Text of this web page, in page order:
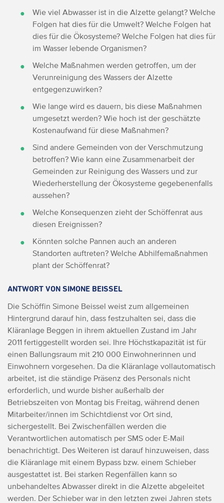
Wie viel Abwasser ist in die Alzette gelangt? Welche
Folgen hat dies für die Umwelt? Welche Folgen hat
dies für die Ökosysteme? Welche Folgen hat dies für
im Wasser lebende Organismen?
Welche Maßnahmen werden getroffen, um der
Verunreinigung des Wassers der Alzette
entgegenzuwirken?
Wie lange wird es dauern, bis diese Maßnahmen
umgesetzt werden? Wie hoch ist der geschätzte
Kostenaufwand für diese Maßnahmen?
Sind andere Gemeinden von der Verschmutzung
betroffen? Wie kann eine Zusammenarbeit der
Gemeinden zur Reinigung des Wassers und zur
Wiederherstellung der Ökosysteme gegebenenfalls
aussehen?
Welche Konsequenzen zieht der Schöffenrat aus
diesen Ereignissen?
Könnten solche Pannen auch an anderen
Standorten auftreten? Welche Abhilfemaßnahmen
plant der Schöffenrat?
ANTWORT VON SIMONE BEISSEL
Die Schöffin Simone Beissel weist zum allgemeinen
Hintergrund darauf hin, dass festzuhalten sei, dass die
Kläranlage Beggen in ihrem aktuellen Zustand im Jahr
2011 fertiggestellt worden sei. Ihre Höchstkapazität ist für
einen Ballungsraum mit 210 000 Einwohnerinnen und
Einwohnern vorgesehen. Da die Kläranlage vollautomatisch
arbeitet, ist die ständige Präsenz des Personals nicht
erforderlich, und wurde bisher außerhalb der
Betriebszeiten von Montag bis Freitag, während denen
Mitarbeiter/innen im Schichtdienst vor Ort sind,
sichergestellt. Bei Zwischenfällen werden die
Verantwortlichen automatisch per SMS oder E-Mail
benachrichtigt. Des Weiteren ist darauf hinzuweisen, dass
die Kläranlage mit einem Bypass bzw. einem Schieber
ausgestattet ist. Bei starken Regenfällen kann so
unbehandeltes Abwasser direkt in die Alzette abgeleitet
werden. Der Schieber war in den letzten zwei Jahren stets